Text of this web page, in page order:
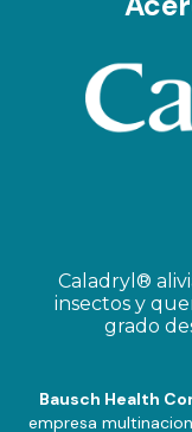
Caladryl®
insectos y
grado
Bausch Health
empresa